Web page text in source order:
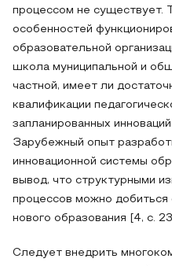
процессом не существует.
особенностей
образовательной
школа муниципальной и
частной, имеет ли
квалификации
запланированных
Зарубежный опыт
инновационной системы
вывод, что структурными
процессов можно добиться
нового образования [4, с.
Следует внедрить